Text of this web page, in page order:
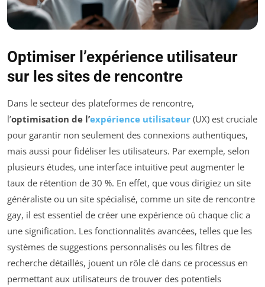
Optimiser l’expérience utilisateur
sur les sites de rencontre
Dans le secteur des plateformes de rencontre,
l’optimisation de l’expérience utilisateur (UX) est cruciale
pour garantir non seulement des connexions authentiques,
mais aussi pour fidéliser les utilisateurs. Par exemple, selon
plusieurs études, une interface intuitive peut augmenter le
taux de rétention de 30 %. En effet, que vous dirigiez un site
généraliste ou un site spécialisé, comme un site de rencontre
gay, il est essentiel de créer une expérience où chaque clic a
une signification. Les fonctionnalités avancées, telles que les
systèmes de suggestions personnalisés ou les filtres de
recherche détaillés, jouent un rôle clé dans ce processus en
permettant aux utilisateurs de trouver des potentiels